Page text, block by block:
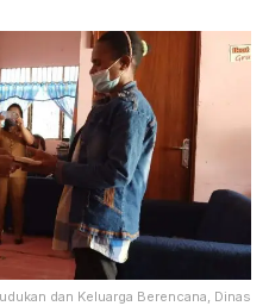
dan Keluarga Berencana, Dinas